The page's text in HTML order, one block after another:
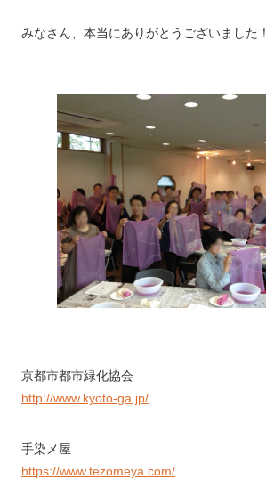
みなさん、本当にありがとうございました！
京都市都市緑化協会
http://www.kyoto-ga.jp/
手染メ屋
https://www.tezomeya.com/